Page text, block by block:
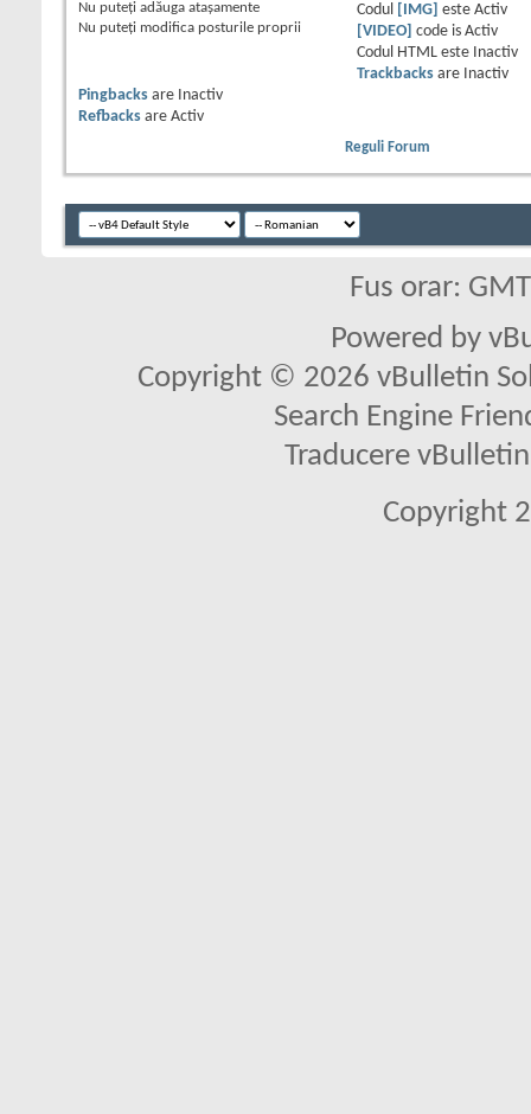
Nu puteţi adăuga ataşamente
Nu puteţi modifica posturile proprii
Codul
[IMG] este Activ
[VIDEO] code is Activ
Codul HTML este
Inactiv
Trackbacksare
Inactiv
Pingbacks are
Inactiv
Refbacks are Activ
Reguli Forum
Fus orar:
Powered by
Copyright © 2026 vBulletin
Search Engine
Traducere
Copyright